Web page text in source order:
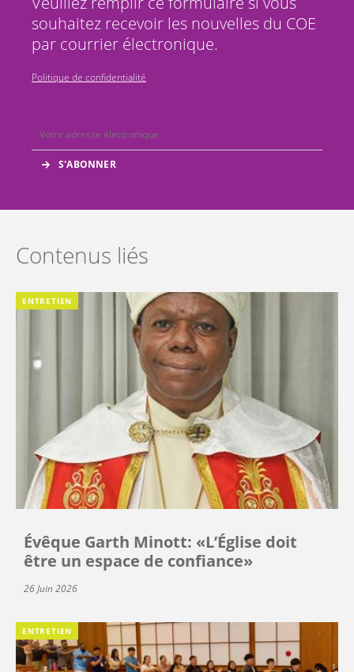
souhaitez recevoir les nouvelles du COE
par courrier électronique.
Politique de confidentialité
Contenus liés
ENTRETIEN
Évêque Garth Minott: «L’Église doit
être un espace de confiance»
26 Juin 2026
ENTRETIEN